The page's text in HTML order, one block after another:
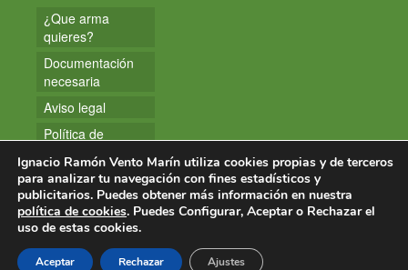
¿Que arma
quieres?
Documentación
necesaria
Aviso legal
Política de
privacidad
Política de
cookies
Ignacio Ramón Vento Marín utiliza cookies propias y de terceros
para analizar tu navegación con fines estadísticos y
publicitarios. Puedes obtener más información en nuestra
política de cookies. Puedes Configurar, Aceptar o Rechazar el
uso de estas cookies.
Aceptar Rechazar Ajustes